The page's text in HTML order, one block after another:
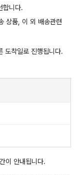
합니다.
상품, 이 외 배송관련
도착일로 진행됩니다.
이 안내됩니다.